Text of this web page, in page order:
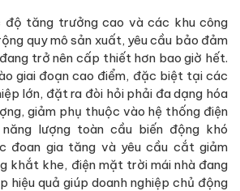
tăng trưởng cao và các khu công
quy mô sản xuất, yêu cầu bảo đảm
trở nên cấp thiết hơn bao giờ hết.
giai đoạn cao điểm, đặc biệt tại các
lớn, đặt ra đòi hỏi phải đa dạng hóa
giảm phụ thuộc vào hệ thống điện
lượng toàn cầu biến động khó
đoan gia tăng và yêu cầu cắt giảm
khắt khe, điện mặt trời mái nhà đang
hiệu quả giúp doanh nghiệp chủ động